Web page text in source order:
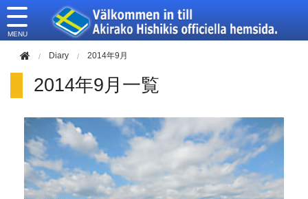
Diary 2014年9月
2014年9月一覧